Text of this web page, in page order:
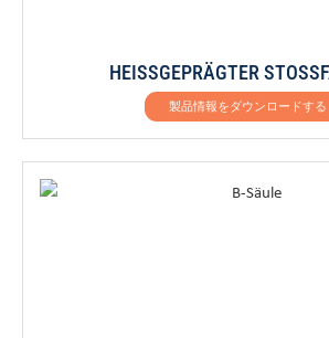
HEISSGEPRÄGTER
製品情報をダウンロードする